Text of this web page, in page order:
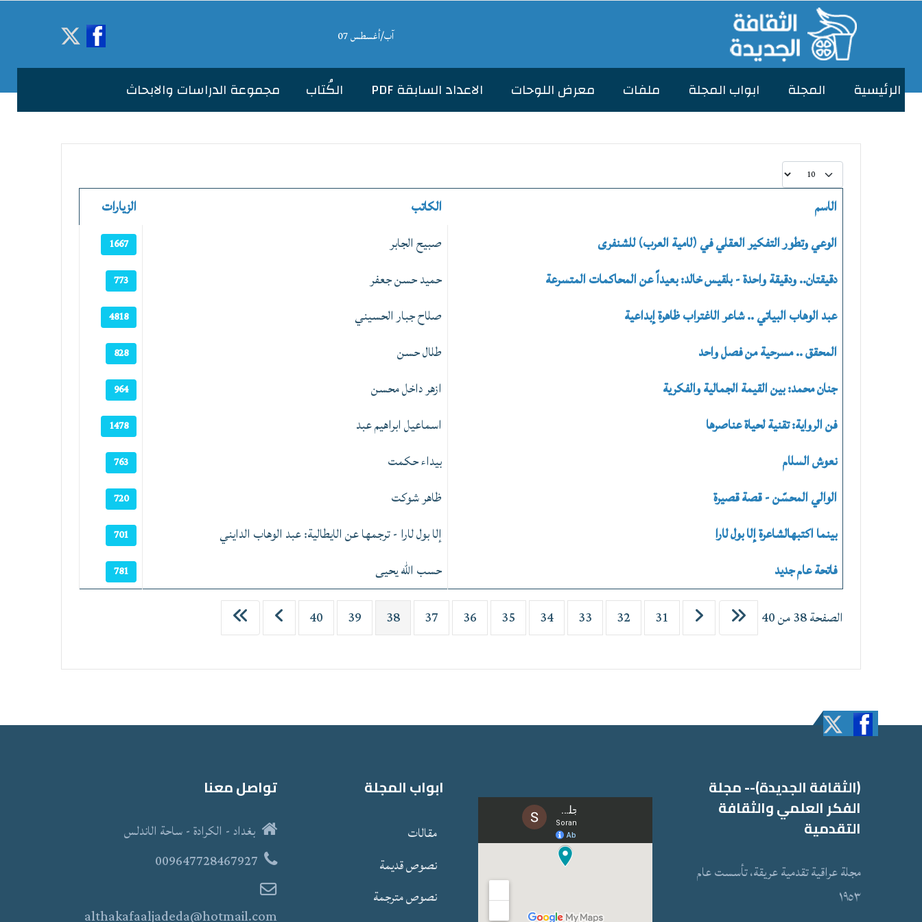
آب/أغسطس 07
الرئیسیة المجلة ابواب المجلة ملفات معرض اللوحات الاعداد السابقة PDF الكُتاب مجموعة الدراسات والابحاث
عدد الإظهارات:
المقالات
الاسم الكاتب
الزيارات
الوعي وتطور التفكير العقلي في (لامية العرب) للشنفرى
صبيح الجابر 1667
دقيقتان.. ودقيقة واحدة - بلقيس خالد: بعيداً عن المحاكمات المتسرعة حميد حسن جعفر 773
عبد الوهاب البياتي .. شاعر الاغتراب ظاهرة إبداعية صلاح جبار الحسيني 4818
المحقق .. مسرحية من فصل واحد طلال حسن 828
جنان محمد: بين القيمة الجمالية والفكرية ازهر داخل محسن 964
فن الرواية: تقنية لحياة عناصرها اسماعيل ابراهيم عبد 1478
نعوش السلام بيداء حكمت 763
الوالي المحسّن - قصة قصيرة ظاهر شوكت 720
بينما اكتبهالشاعرة إلا بول لارا إلا بول لارا - ترجمها عن الايطالية: عبد الوهاب الدايني 701
فاتحة عام جديد حسب الله يحيى 781
الصفحة 38 من 40 31
32
33
34
35
36
37
38
39
40
(الثقافة الجدیدة)-- مجلة
الفكر العلمي والثقافة
التقدمیة
مجلة عراقیة تقدمیة عریقة، تأسست عام
١٩٥٣
ابواب المجلة
مقالات
نصوص قدیمة
نصوص مترجمة
تواصل معنا
بغداد - الكرادة - ساحة الاندلس
009647728467927
althakafaaljadeda@hotmail.com